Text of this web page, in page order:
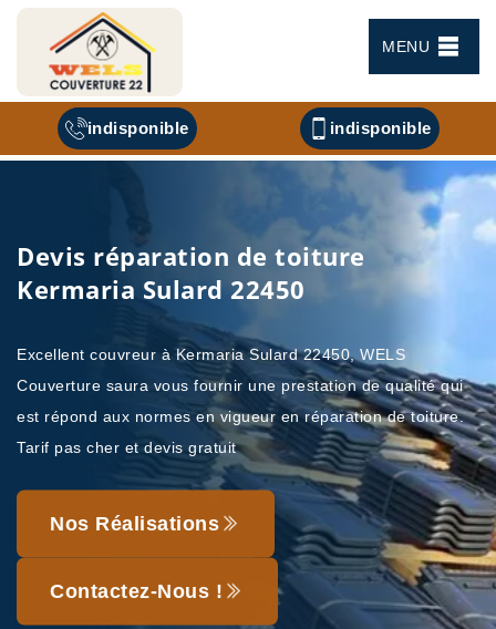
MENU
indisponible indisponible
Devis réparation de toiture
Kermaria Sulard 22450
Excellent couvreur à Kermaria Sulard 22450, WELS
Couverture saura vous fournir une prestation de qualité qui
est répond aux normes en vigueur en réparation de toiture.
Tarif pas cher et devis gratuit
Nos Réalisations
Contactez-Nous !